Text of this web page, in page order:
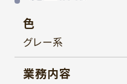
色
グレー系
業務内容